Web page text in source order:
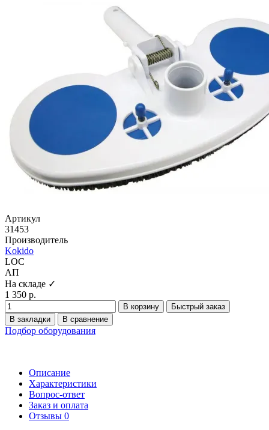
Артикул
31453
Производитель
Kokido
LOC
АП
На складе ✓
1 350 р.
В корзину
Быстрый заказ
В закладки
В сравнение
Подбор оборудования
Описание
Характеристики
Вопрос-ответ
Заказ и оплата
Отзывы 0